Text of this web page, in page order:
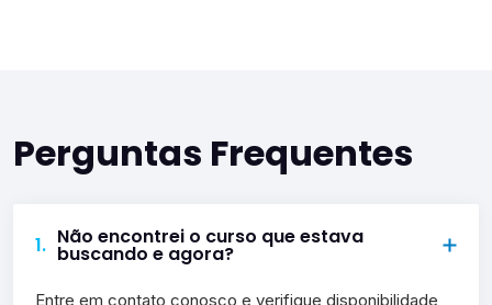
Perguntas Frequentes
1. Não encontrei o curso que estava
buscando e agora?
Entre em contato conosco e verifique disponibilidade,